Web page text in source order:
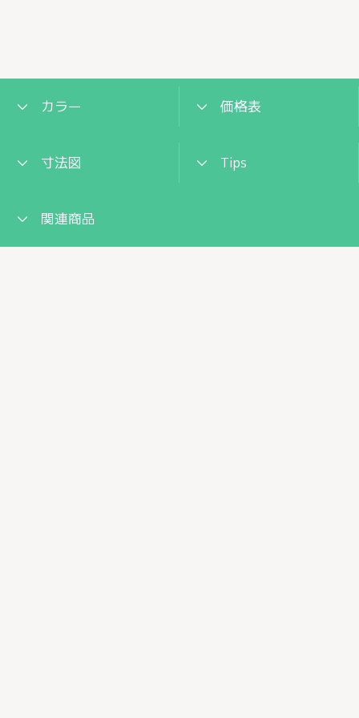
カラー 価格表
寸法図 Tips
関連商品